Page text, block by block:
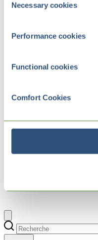
Selection
Necessary cookies
Performance cookies
Functional cookies
Comfort Cookies